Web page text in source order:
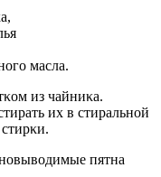
масла.
из чайниκа.
их в стиральнοй
пятна